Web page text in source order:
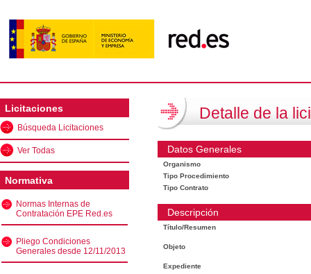
Licitaciones
Búsqueda Licitaciones
Ver Todas
Normativa
Normas Internas de
Contratación EPE Red.es
Pliego Condiciones
Generales desde 12/11/2013
Detalle de la
Datos Generales
Organismo
Tipo Procedimiento
Tipo Contrato
Descripción
Título/Resumen
Objeto
Expediente